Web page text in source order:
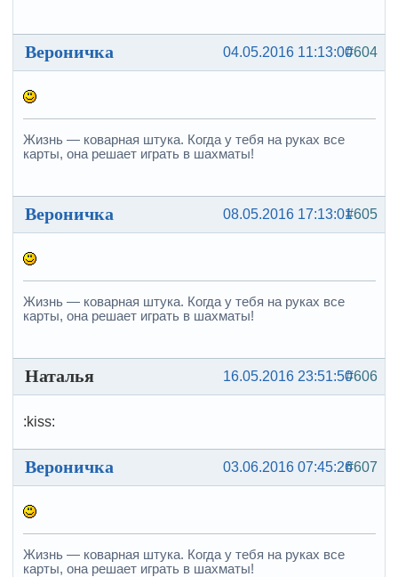
#604
04.05.2016 11:13:00
Вероничка
Жизнь — коварная штука. Когда у тебя на руках все
карты, она решает играть в шахматы!
#605
08.05.2016 17:13:01
Вероничка
Жизнь — коварная штука. Когда у тебя на руках все
карты, она решает играть в шахматы!
#606
16.05.2016 23:51:50
Наталья
:kiss:
#607
03.06.2016 07:45:26
Вероничка
Жизнь — коварная штука. Когда у тебя на руках все
карты, она решает играть в шахматы!